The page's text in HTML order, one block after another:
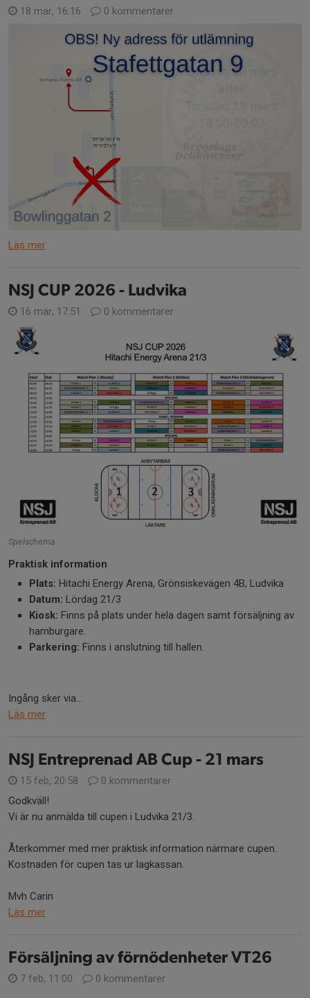
18 mar, 16:16 0 kommentarer
Läs mer
NSJ CUP 2026 - Ludvika
16 mar, 17:51 0 kommentarer
Spelschema
Praktisk information
Plats: Hitachi Energy Arena, Grönsiskevägen 4B, Ludvika
Datum: Lördag 21/3
Kiosk: Finns på plats under hela dagen samt försäljning av
hamburgare.
Parkering: Finns i anslutning till hallen.
Ingång sker via...
Läs mer
NSJ Entreprenad AB Cup - 21 mars
15 feb, 20:58
0 kommentarer
Godkväll!
Vi är nu anmälda till cupen i Ludvika 21/3.
Återkommer med mer praktisk information närmare cupen.
Kostnaden för cupen tas ur lagkassan.
Mvh Carin
Läs mer
Försäljning av förnödenheter VT26
7 feb, 11:00 0 kommentarer